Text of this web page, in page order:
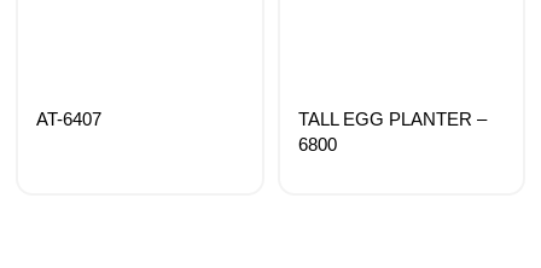
AT-6407
TALL EGG PLANTER –
6800